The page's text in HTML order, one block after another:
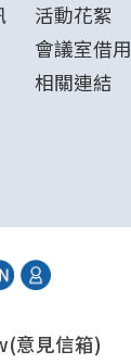
活動花絮
會議室借用
相關連結
見信箱)